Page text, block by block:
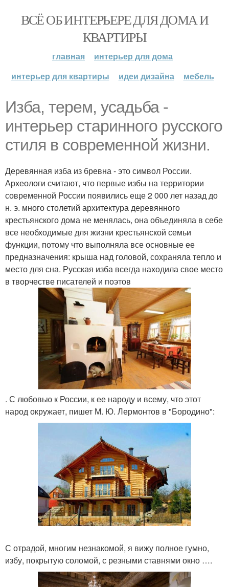
ВСЁ ОБ ИНТЕРЬЕРЕ ДЛЯ ДОМА И
КВАРТИРЫ
главная
интерьер для дома
интерьер для квартиры
идеи дизайна мебель
Изба, терем, усадьба -
интерьер старинного русского
стиля в современной жизни.
Деревянная изба из бревна - это символ России.
Археологи считают, что первые избы на территории
современной России появились еще 2 000 лет назад до
н. э. много столетий архитектура деревянного
крестьянского дома не менялась, она объединяла в себе
все необходимые для жизни крестьянской семьи
функции, потому что выполняла все основные ее
предназначения: крыша над головой, сохраняла тепло и
место для сна. Русская изба всегда находила свое место
в творчестве писателей и поэтов
. С любовью к России, к ее народу и всему, что этот
народ окружает, пишет М. Ю. Лермонтов в "Бородино":
С отрадой, многим незнакомой, я вижу полное гумно,
избу, покрытую соломой, с резными ставнями окно ….